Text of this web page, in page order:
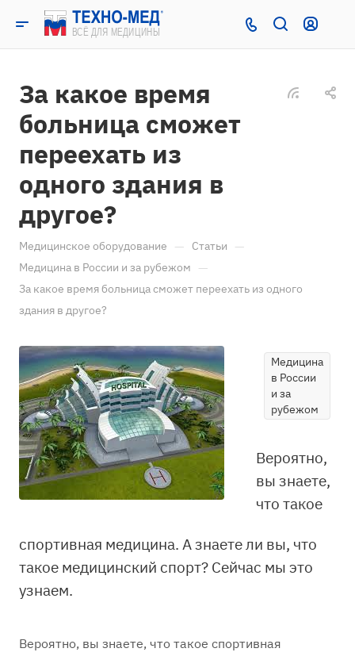
За какое время
больница сможет
переехать из
одного здания в
другое?
Медицинское оборудование — Статьи —
Медицина в России и за рубежом —
За какое время больница сможет переехать из одного
здания в другое?
Медицина
в России
и за
рубежом
Вероятно,
вы знаете,
что такое
спортивная медицина. А знаете ли вы, что
такое медицинский спорт? Сейчас мы это
узнаем.
Вероятно, вы знаете, что такое спортивная